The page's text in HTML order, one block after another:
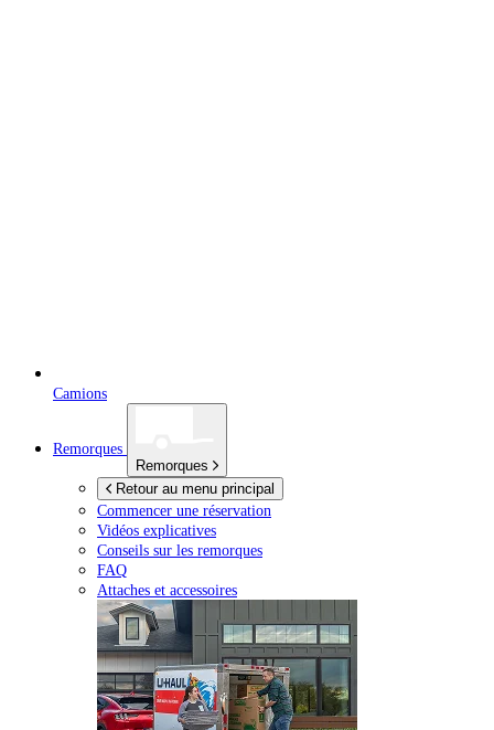
Camions
Remorques
Remorques
Retour au menu principal
Commencer une réservation
Vidéos explicatives
Conseils sur les remorques
FAQ
Attaches et accessoires